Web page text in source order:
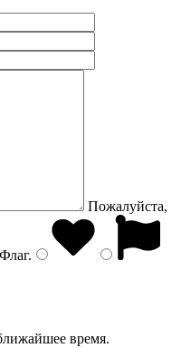
Пожалуйста,
Флаг.
время.